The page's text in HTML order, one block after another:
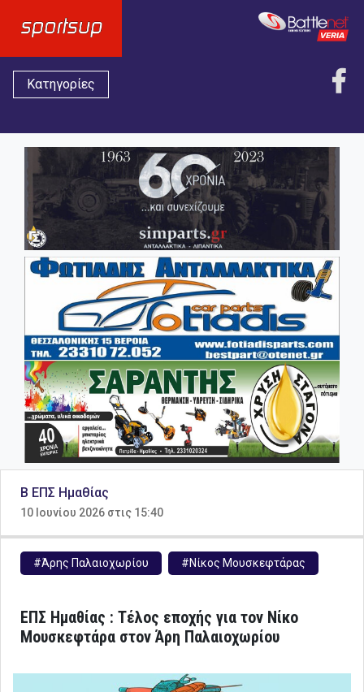
Κατηγορίες
B ΕΠΣ Ημαθίας
10 Ιουνίου 2026 στις 15:40
#Άρης Παλαιοχωρίου #Νίκος Μουσκεφτάρας
ΕΠΣ Ημαθίας : Τέλος εποχής για τον Νίκο
Μουσκεφτάρα στον Άρη Παλαιοχωρίου